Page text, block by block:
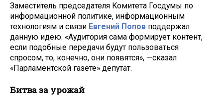
Заместитель председателя Комитета Госдумы по
информационной политике, информационным
технологиям и связи Евгений Попов поддержал
данную идею. «Аудитория сама формирует контент,
если подобные передачи будут пользоваться
спросом, то, конечно, они появятся», —сказал
«Парламентской газете» депутат.
Битва за урожай